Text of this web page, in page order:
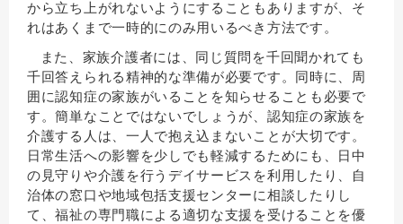
から立ち上がれないようにすることもありますが、そ
れはあくまで一時的にのみ用いるべき方法です。
また、家族介護者には、同じ質問を千回聞かれても
千回答えられる精神的な準備が必要です。同時に、周
囲に認知症の家族がいることを知らせることも必要で
す。簡単なことではないでしょうが、認知症の家族を
介護する人は、一人で抱え込まないことが大切です。
日常生活への影響を少しでも軽減するためにも、日中
の見守りや介護を行うデイサービスを利用したり、自
治体の窓口や地域包括支援センターに相談したりし
て、福祉の専門職による適切な支援を受けることを優